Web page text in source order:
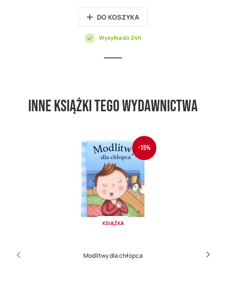
DO KOSZYKA
Wysyłka do 24h
Inne książki tego wydawnictwa
-15%
KSIĄŻKA
Modlitwy dla chłopca